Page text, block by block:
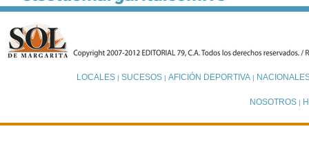
LOCALES| SUCESOS| AFICIÓN DEPORTIVA|
NOSOTROS |